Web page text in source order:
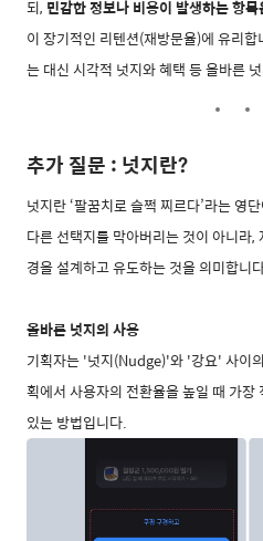
되, 민감한 정보나 비용이 발생하는 항
이 장기적인 리텐션(재방문율)에 유리
는 대신 시각적 넛지와 혜택 등 올바른
추가 질문 : 넛지란?
넛지란 ‘팔꿈치로 슬쩍 찌르다’라는 영
다른 선택지를 막아버리는 것이 아니라
경을 설계하고 유도하는 것을 의미합니
올바른 넛지의 사용
기획자는'넛지(Nudge)'와 '강요' 사이
획에서 사용자의 전환율을 높일 때 가
있는 방법입니다.